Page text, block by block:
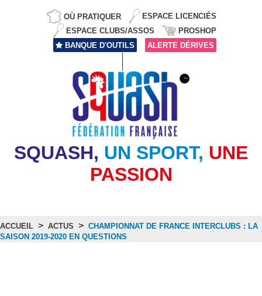
OÙ PRATIQUER
ESPACE LICENCIÉS
ESPACE CLUBS/ASSOS
PROSHOP
BANQUE D'OUTILS
ALERTE DÉRIVES
SQUASH, UN SPORT, UNE
PASSION
ACCUEIL > ACTUS > CHAMPIONNAT DE FRANCE INTERCLUBS : LA
SAISON 2019-2020 EN QUESTIONS